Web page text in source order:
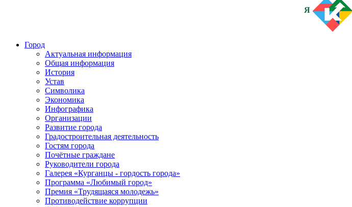
Я
Город
Актуальная информация
Общая информация
История
Устав
Символика
Экономика
Инфографика
Организации
Развитие города
Градостроительная деятельность
Гостям города
Почётные граждане
Руководители города
Галерея «Курганцы - гордость города»
Программа «Любимый город»
Премия «Трудящаяся молодежь»
Противодействие коррупции